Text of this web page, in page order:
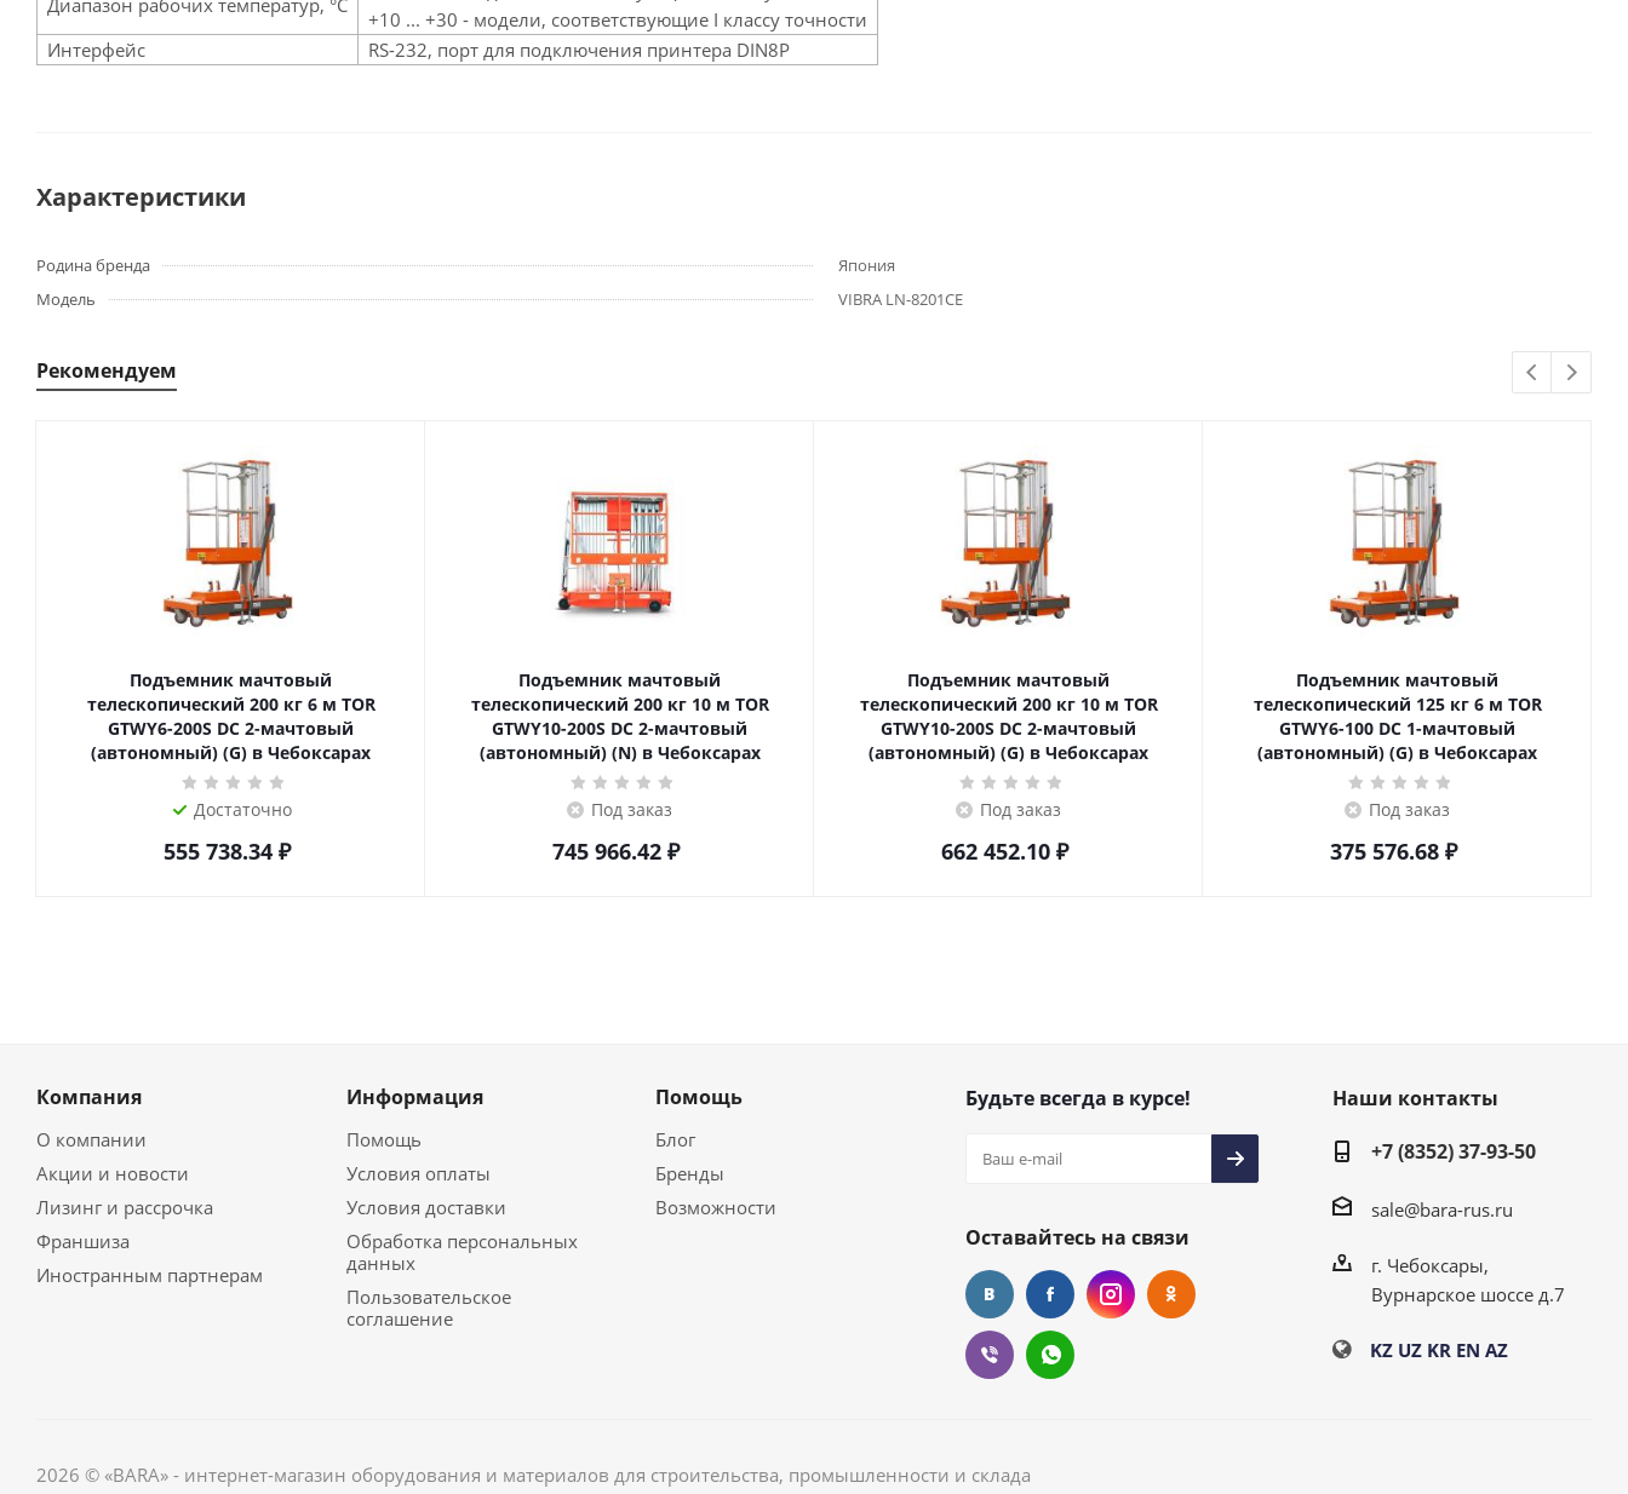
Диапазон рабочих температур, °C
+10 ... +30 - модели, соответствующие I классу точности
Интерфейс
RS-232, порт для подключения принтера DIN8P
Характеристики
Родина бренда
Япония
Модель
VIBRA LN-8201CE
Рекомендуем
Подъемник мачтовый
телескопический 200 кг 6 м TOR
GTWY6-200S DC 2-мачтовый
(автономный) (G) в Чебоксарах
Достаточно
555 738.34₽
Подъемник мачтовый
телескопический 200 кг 10 м TOR
GTWY10-200S DC 2-мачтовый
(автономный) (N) в Чебоксарах
Под заказ
745 966.42₽
Подъемник мачтовый
телескопический 200 кг 10 м TOR
GTWY10-200S DC 2-мачтовый
(автономный) (G) в Чебоксарах
Под заказ
662 452.10₽
Подъемник мачтовый
телескопический 125 кг 6 м TOR
GTWY6-100 DC 1-мачтовый
(автономный) (G) в Чебоксарах
Под заказ
375 576.68₽
Компания
О компании
Акции и новости
Лизинг и рассрочка
Франшиза
Иностранным партнерам
Информация
Помощь
Условия оплаты
Условия доставки
Обработка персональных
данных
Пользовательское
соглашение
Помощь
Блог
Бренды
Возможности
Будьте всегда в курсе!
Оставайтесь на связи
Наши контакты
+7 (8352) 37-93-50
sale@bara-rus.ru
г. Чебоксары,
Вурнарское шоссе д.7
KZ UZ KR EN AZ
2026 © «BARA» - интернет-магазин оборудования и материалов для строительства, промышленности и склада